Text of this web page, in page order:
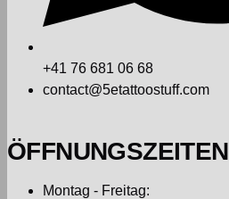
+41 76 681 06 68
contact@5etattoostuff.com
ÖFFNUNGSZEITEN
Montag - Freitag: